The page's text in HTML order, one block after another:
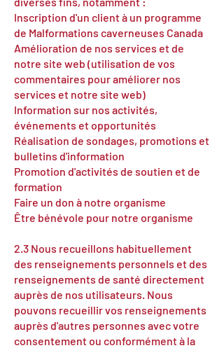
Inscription d'un client à un programme
de Malformations caverneuses Canada
Amélioration de nos services et de
notre site web (utilisation de vos
commentaires pour améliorer nos
services et notre site web)
Information sur nos activités,
événements et opportunités
Réalisation de sondages, promotions et
bulletins d'information
Promotion d'activités de soutien et de
formation
Faire un don à notre organisme
Être bénévole pour notre organisme
2.3 Nous recueillons habituellement
des renseignements personnels et des
renseignements de santé directement
auprès de nos utilisateurs. Nous
pouvons recueillir vos renseignements
auprès d'autres personnes avec votre
consentement ou conformément à la